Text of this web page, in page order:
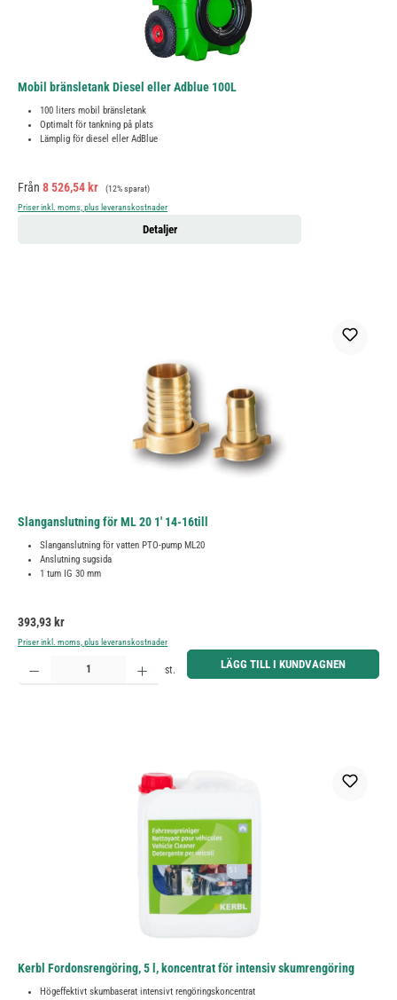
Mobil bränsletank Diesel eller Adblue 100L
100 liters mobil bränsletank
Optimalt för tankning på plats
Lämplig för diesel eller AdBlue
Försäljningspris:
Från 8 526,54 kr Ordinarie pris:
(12% sparat)
Priser inkl. moms, plus leveranskostnader
Detaljer
Slanganslutning för ML 20 1' 14-16till
Slanganslutning för vatten PTO-pump ML20
Anslutning sugsida
1 tum IG 30 mm
Ordinarie pris:
393,93 kr
Priser inkl. moms, plus leveranskostnader
Produktkvantitet: Ange önskat belopp eller använd knapparna för att öka eller minska kvantiteten.
st. LÄGG TILL I KUNDVAGNEN
Kerbl Fordonsrengöring, 5 l, koncentrat för intensiv skumrengöring
Högeffektivt skumbaserat intensivt rengöringskoncentrat